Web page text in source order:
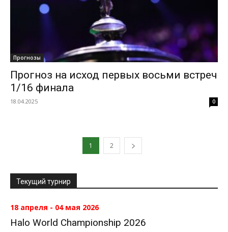
Прогнозы
Прогноз на исход первых восьми встреч
1/16 финала
18.04.2025 0
1 2
Текущий турнир
18 апреля - 04 мая 2026
Halo World Championship 2026